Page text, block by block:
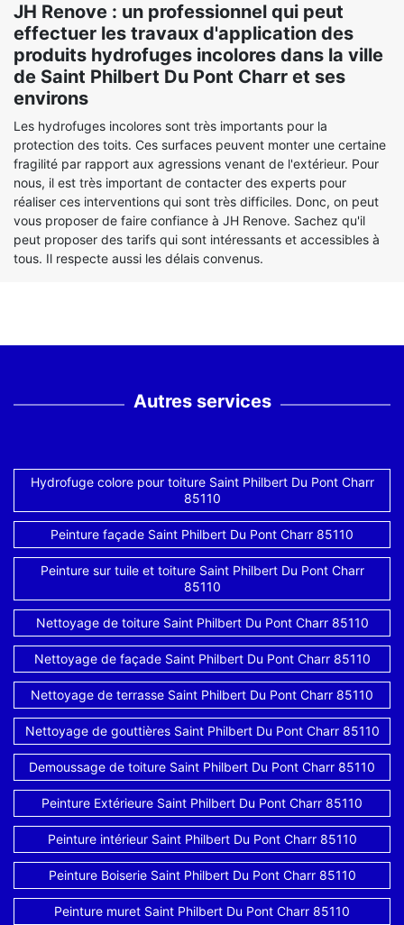
JH Renove : un professionnel qui peut
effectuer les travaux d'application des
produits hydrofuges incolores dans la ville
de Saint Philbert Du Pont Charr et ses
environs
Les hydrofuges incolores sont très importants pour la
protection des toits. Ces surfaces peuvent monter une certaine
fragilité par rapport aux agressions venant de l'extérieur. Pour
nous, il est très important de contacter des experts pour
réaliser ces interventions qui sont très difficiles. Donc, on peut
vous proposer de faire confiance à JH Renove. Sachez qu'il
peut proposer des tarifs qui sont intéressants et accessibles à
tous. Il respecte aussi les délais convenus.
Autres services
Hydrofuge colore pour toiture Saint Philbert Du Pont Charr
85110
Peinture façade Saint Philbert Du Pont Charr 85110
Peinture sur tuile et toiture Saint Philbert Du Pont Charr
85110
Nettoyage de toiture Saint Philbert Du Pont Charr 85110
Nettoyage de façade Saint Philbert Du Pont Charr 85110
Nettoyage de terrasse Saint Philbert Du Pont Charr 85110
Nettoyage de gouttières Saint Philbert Du Pont Charr 85110
Demoussage de toiture Saint Philbert Du Pont Charr 85110
Peinture Extérieure Saint Philbert Du Pont Charr 85110
Peinture intérieur Saint Philbert Du Pont Charr 85110
Peinture Boiserie Saint Philbert Du Pont Charr 85110
Peinture muret Saint Philbert Du Pont Charr 85110